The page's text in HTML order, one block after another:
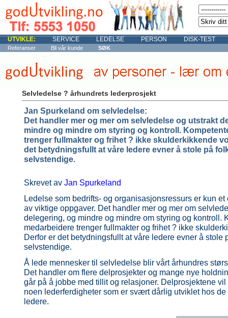
UTVIKLE: SERVICE LEDELSE PERSON DISK-TEST
Referanser Bli vår kunde SØK
Selvledelse ? århundrets lederprosjekt
Jan Spurkeland om selvledelse:
Det handler mer og mer om selvledelse og utstrakt
mindre og mindre om styring og kontroll.
trenger fullmakter og frihet ? ikke skulderkikkende
det betydningsfullt at våre ledere evner å stole på
selvstendige.
Skrevet av Jan Spurkeland
Ledelse som bedrifts- og organisasjonsressurs er kun
av viktige oppgaver. Det handler mer og mer om
delegering, og mindre og mindre om styring og kontroll.
medarbeidere trenger fullmakter og frihet ? ikke
Derfor er det betydningsfullt at våre ledere evner å stole
selvstendige.
Å lede mennesker til selvledelse blir vårt århundres
Det handler om flere delprosjekter og mange nye
går på å jobbe med tillit og relasjoner. Delprosjektene
noen lederferdigheter som er svært dårlig utviklet hos
ledere.